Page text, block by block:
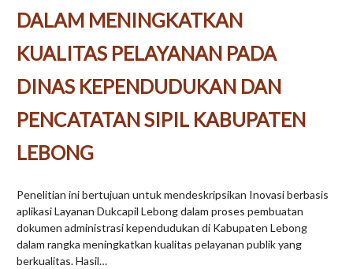
DALAM MENINGKATKAN
KUALITAS PELAYANAN PADA
DINAS KEPENDUDUKAN DAN
PENCATATAN SIPIL KABUPATEN
LEBONG
Penelitian ini bertujuan untuk mendeskripsikan Inovasi berbasis
aplikasi Layanan Dukcapil Lebong dalam proses pembuatan
dokumen administrasi kependudukan di Kabupaten Lebong
dalam rangka meningkatkan kualitas pelayanan publik yang
berkualitas. Hasil…